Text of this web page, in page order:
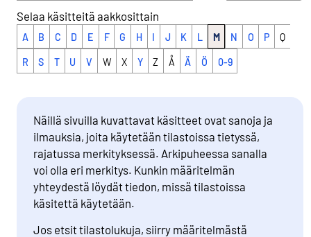
Selaa käsitteitä aakkosittain
A B C D E F G H I J K L M N O P Q
R S T U V W X Y Z Å Ä Ö 0-9
Näillä sivuilla kuvattavat käsitteet ovat sanoja ja
ilmauksia, joita käytetään tilastoissa tietyssä,
rajatussa merkityksessä. Arkipuheessa sanalla
voi olla eri merkitys. Kunkin määritelmän
yhteydestä löydät tiedon, missä tilastoissa
käsitettä käytetään.
Jos etsit tilastolukuja, siirry määritelmästä